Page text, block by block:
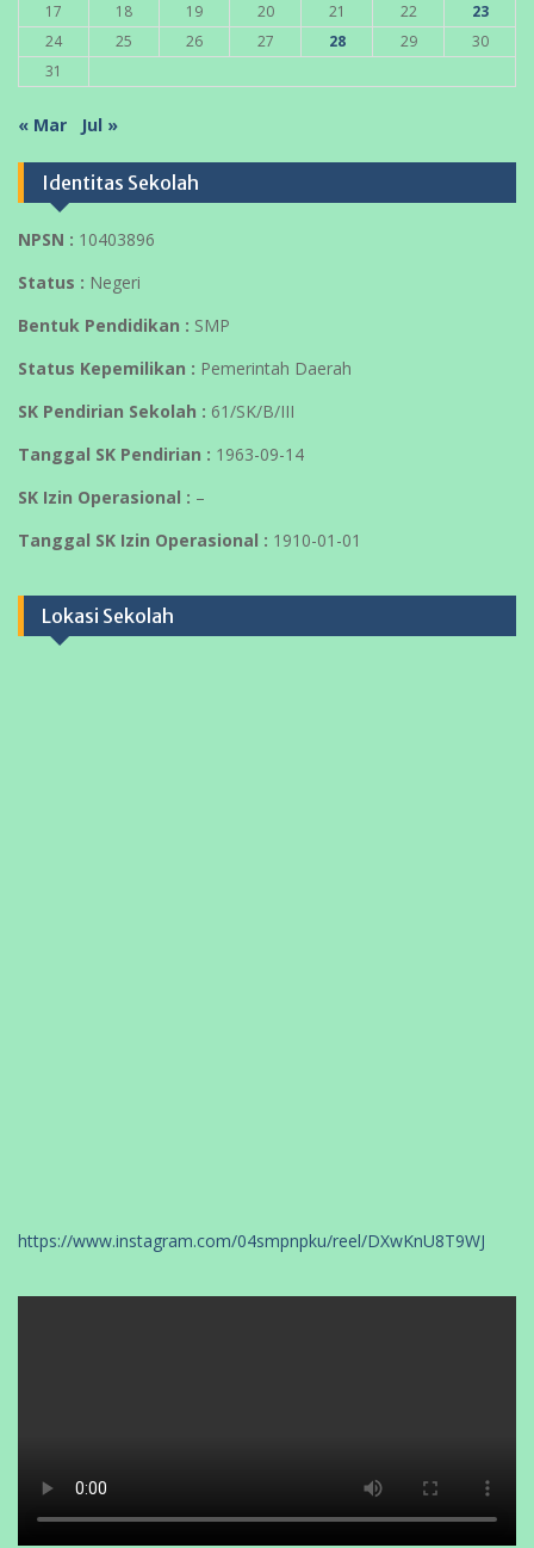
17 18 19 20 21 22
23
24
25 26 27 28 29
30
31
« Mar Jul »
Identitas Sekolah
NPSN : 10403896
Status : Negeri
Bentuk Pendidikan : SMP
Status Kepemilikan : Pemerintah Daerah
SK Pendirian Sekolah : 61/SK/B/III
Tanggal SK Pendirian : 1963-09-14
SK Izin Operasional : –
Tanggal SK Izin Operasional : 1910-01-01
Lokasi Sekolah
https://www.instagram.com/04smpnpku/reel/DXwKnU8T9WJ